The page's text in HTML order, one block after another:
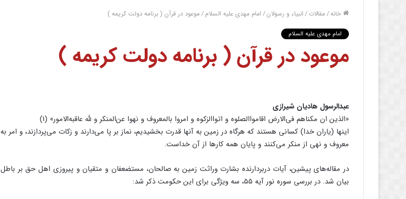
خانه/مقالات/انبیاء و رسولان/امام مهدی علیه السلام/موعود در قرآن ( برنامه دولت کریمه )
امام مهدی علیه السلام
موعود در قرآن ( برنامه دولت کریمه )
عبدالرسول هادیان شیرازى
«الذین ان مکناهم فى‌‌الارض اقامواالصلوه و اتواالزکوه و امروا بالمعروف و نهوا عن‌‌المنکر و لله عاقبه‌‌الامور» (1)
اینها (یاران خدا) کسانى هستند که هرگاه در زمین به آنها قدرت بخشیدیم، نماز بر پا مى‌‌دارند و زکات مى‌‌پردازند، و امر به
معروف و نهى از منکر مى‌‌کنند و پایان همه کارها از آن خداست.
در مقاله‌‌هاى پیشین، آیات دربردارنده بشارت وراثت زمین به صالحان، مستضعفان و متقیان و پیروزى اهل حق بر باطل
بیان شد. در بررسى سوره نور آیه ۵۵، سه ویژگى براى این حکومت ذکر شد: